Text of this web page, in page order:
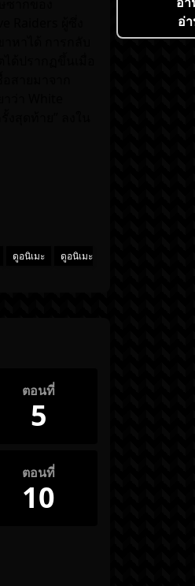
ดูอนิเมะ
ดูอนิเมะ
ตอนที่
5
ตอนที่
10
อ่